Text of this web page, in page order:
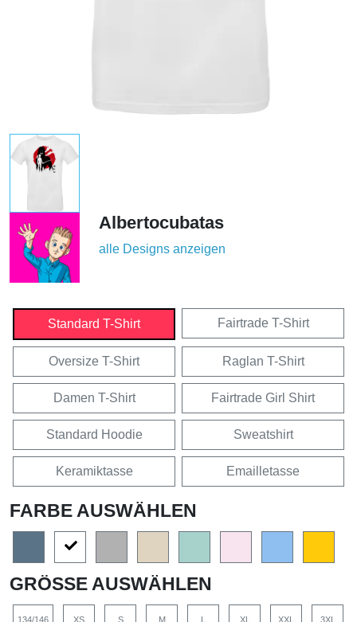
Albertocubatas
alle Designs anzeigen
Standard T-Shirt Fairtrade T-Shirt
Oversize T-Shirt Raglan T-Shirt
Damen T-Shirt Fairtrade Girl Shirt
Standard Hoodie Sweatshirt
Keramiktasse Emailletasse
FARBE AUSWÄHLEN
GRÖSSE AUSWÄHLEN
134/146 XS S M L XL XXL 3XL